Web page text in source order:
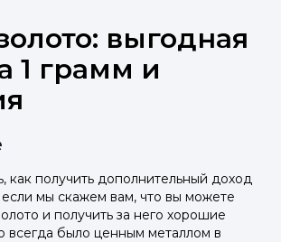
выгодная
1 грамм и
как получить дополнительный доход
мы скажем вам, что вы можете
и получить за него хорошие
всегда было ценным металлом в